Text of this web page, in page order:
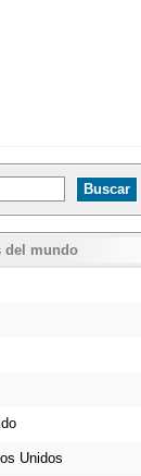
del mundo
Unidos